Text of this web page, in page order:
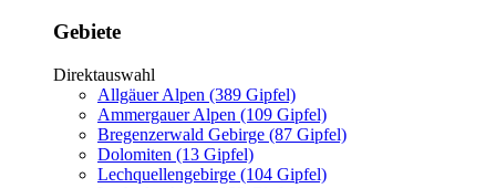
Gebiete
Direktauswahl
Allgäuer Alpen (389 Gipfel)
Ammergauer Alpen (109 Gipfel)
Bregenzerwald Gebirge (87 Gipfel)
Dolomiten (13 Gipfel)
Lechquellengebirge (104 Gipfel)